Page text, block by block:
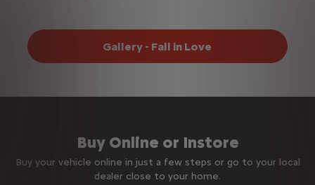
Gallery - Fall in Love
Buy Online or Instore
Buy your vehicle online in just a few steps or go to your local
dealer close to your home.